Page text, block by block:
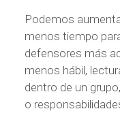
Podemos
menos tiempo
defensores más
menos hábil,
dentro de un
o